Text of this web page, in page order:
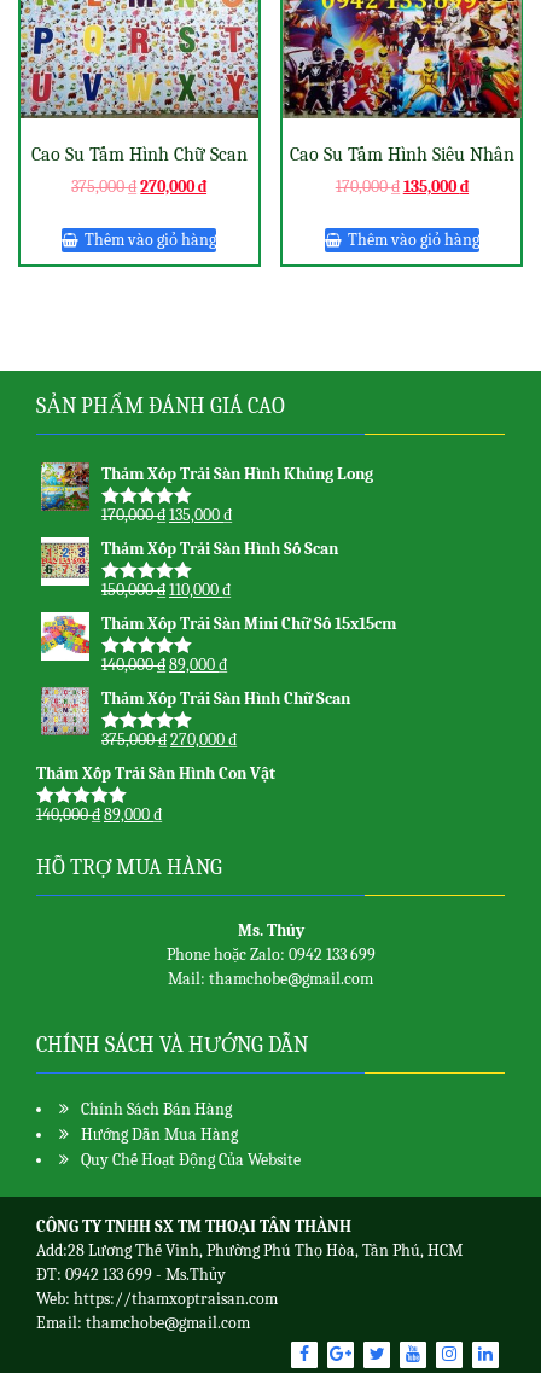
Cao Su Tấm Hình Chữ Scan
375,000₫270,000₫
Thêm vào giỏ hàng
Cao Su Tấm Hình Siêu Nhân
170,000₫135,000₫
Thêm vào giỏ hàng
SẢN PHẨM ĐÁNH GIÁ CAO
Thảm Xốp Trải Sàn Hình Khủng Long
Được xếp
sao
170,000₫135,000₫
Thảm Xốp Trải Sàn Hình Số Scan
Được xếp
sao
150,000₫110,000₫
Thảm Xốp Trải Sàn Mini Chữ Số 15x15cm
Được xếp
sao
140,000₫89,000₫
Thảm Xốp Trải Sàn Hình Chữ Scan
Được xếp
sao
375,000₫270,000₫
Thảm Xốp Trải Sàn Hình Con Vật
Được xếp
sao
140,000₫89,000₫
HỖ TRỢ MUA HÀNG
Ms. Thủy
Phone hoặc Zalo: 0942 133 699
Mail: thamchobe@gmail.com
CHÍNH SÁCH VÀ HƯỚNG DẪN
Chính Sách Bán Hàng
Hướng Dẫn Mua Hàng
Quy Chế Hoạt Động Của Website
CÔNG TY TNHH SX TM THOẠI TÂN THÀNH
Add:28 Lương Thế Vinh, Phường Phú Thọ Hòa, Tân Phú, HCM
ĐT: 0942 133 699 - Ms.Thủy
Web: https://thamxoptraisan.com
Email: thamchobe@gmail.com